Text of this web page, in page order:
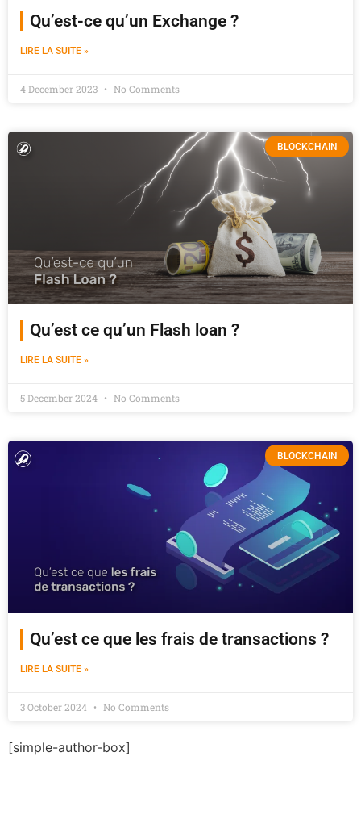
Qu’est-ce qu’un Exchange ?
LIRE LA SUITE »
4 December 2023 No Comments
BLOCKCHAIN
Qu’est ce qu’un Flash loan ?
LIRE LA SUITE »
5 December 2024 No Comments
BLOCKCHAIN
Qu’est ce que les frais de transactions ?
LIRE LA SUITE »
3 October 2024 No Comments
[simple-author-box]